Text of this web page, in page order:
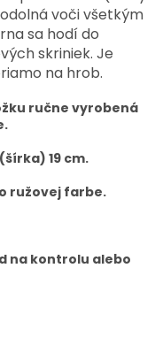
voči všetkým
sa hodí do
skriniek. Je
na hrob.
ručne vyrobená
19 cm.
ružovej farbe.
na kontrolu alebo